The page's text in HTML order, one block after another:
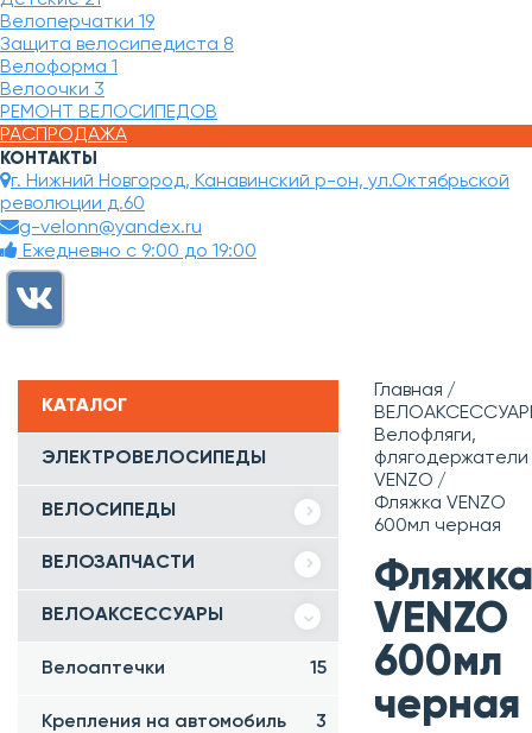
Велоперчатки 19
Защита велосипедиста 8
Велоформа 1
Велоочки 3
РЕМОНТ ВЕЛОСИПЕДОВ
РАСПРОДАЖА
КОНТАКТЫ
г. Нижний Новгород, Канавинский р-он, ул.Октябрьской
революции д.60
g-velonn@yandex.ru
Ежедневно с 9:00 до 19:00
КАТАЛОГ
ЭЛЕКТРОВЕЛОСИПЕДЫ
ВЕЛОСИПЕДЫ
ВЕЛОЗАПЧАСТИ
ВЕЛОАКСЕССУАРЫ
Велоаптечки 15
Крепления на автомобиль 3
Главная
Велофляги,
флягодержатели
VENZO
Фляжка VENZO
600мл черная
Фляжка
VENZO
600мл
черная